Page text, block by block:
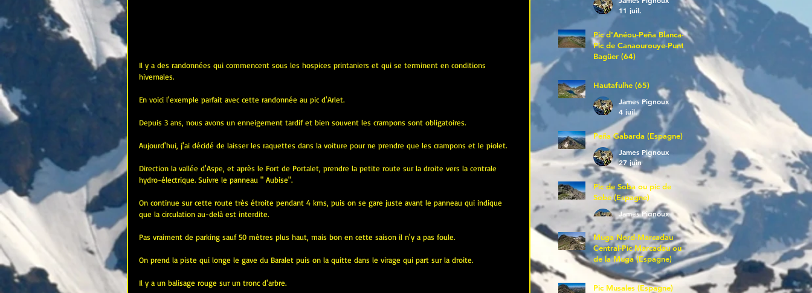
Il y a des randonnées qui commencent sous les hospices printaniers et qui se terminent en conditions
hivernales.
En voici l'exemple parfait avec cette randonnée au pic d'Arlet.
Depuis 3 ans, nous avons un enneigement tardif et bien souvent les crampons sont obligatoires.
Aujourd'hui, j'ai décidé de laisser les raquettes dans la voiture pour ne prendre que les crampons et le piolet.
Direction la vallée d'Aspe, et après le Fort de Portalet, prendre la petite route sur la droite vers la centrale
hydro-électrique. Suivre le panneau " Aubise".
On continue sur cette route très étroite pendant 4 kms, puis on se gare juste avant le panneau qui indique
que la circulation au-delà est interdite.
Pas vraiment de parking sauf 50 mètres plus haut, mais bon en cette saison il n'y a pas foule.
On prend la piste qui longe le gave du Baralet puis on la quitte dans le virage qui part sur la droite.
Il y a un balisage rouge sur un tronc d'arbre.
11 juil.
Pic d'Anéou-Peña Blanca-
Pic de Canaourouye-Punta
Bagüer (64)
5 juil.
Hautafulhe (65)
James Pignoux
4 juil.
Peña Gabarda (Espagne)
James Pignoux
27 juin
Pic de Soba ou pic de
Sobe (Espagne)
James Pignoux
25 juin
Muga Nord-Marcadau
Central-Pic Marcadau ou
de la Muga (Espagne)
James Pignoux
21 juin
Pic Musales (Espagne)